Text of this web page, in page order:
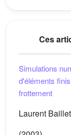
Ces
Simulations
d'éléments
frottement
Laurent